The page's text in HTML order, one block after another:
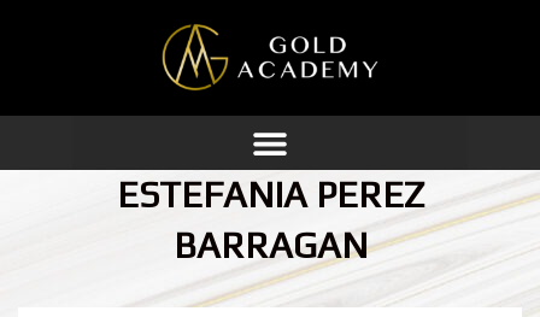
contenido
ESTEFANIA PEREZ
BARRAGAN